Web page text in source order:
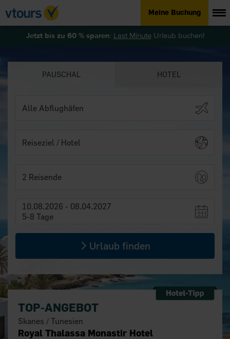
Meine Buchung
Jetzt bis zu 60 % sparen: Last MinuteUrlaub buchen!
PAUSCHAL HOTEL
2 Reisende
10.08.2026 - 08.04.2027
5-8 Tage
Urlaub finden
TOP-ANGEBOT
Skanes / Tunesien
Royal Thalassa Monastir Hotel